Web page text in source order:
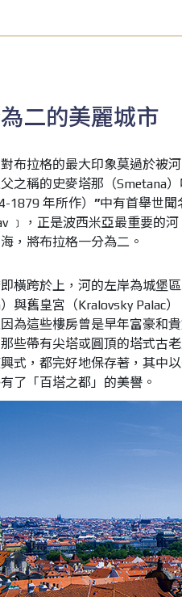
二的美麗城市
布拉格的最大印象莫過於被
之稱的史麥塔那（Smetana）
1879 年所作） ”中有首舉世聞
﹞，正是波西米亞最重要的河
，將布拉格一分為二。
橫跨於上，河的左岸為城堡
）與舊皇宮（Kralovsky Palac）
為這些樓房曾是早年富豪和
些帶有尖塔或圓頂的塔式古
式，都完好地保存著，其中
了「百塔之都」的美譽。